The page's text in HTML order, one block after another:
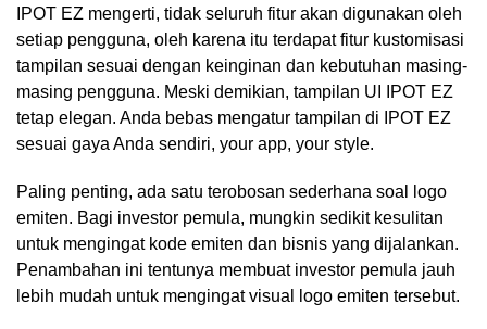
IPOT EZ mengerti, tidak seluruh fitur akan digunakan oleh
setiap pengguna, oleh karena itu terdapat fitur kustomisasi
tampilan sesuai dengan keinginan dan kebutuhan masing-
masing pengguna. Meski demikian, tampilan UI IPOT EZ
tetap elegan. Anda bebas mengatur tampilan di IPOT EZ
sesuai gaya Anda sendiri, your app, your style.
Paling penting, ada satu terobosan sederhana soal logo
emiten. Bagi investor pemula, mungkin sedikit kesulitan
untuk mengingat kode emiten dan bisnis yang dijalankan.
Penambahan ini tentunya membuat investor pemula jauh
lebih mudah untuk mengingat visual logo emiten tersebut.